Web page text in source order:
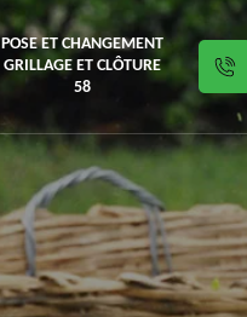
POSE ET CHANGEMENT
GRILLAGE ET CLÔTURE
58